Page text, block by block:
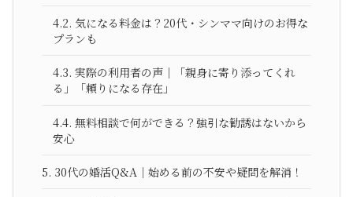
4.2. 気になる料金は？20代・シンママ向けのお得な
プランも
4.3. 実際の利用者の声｜「親身に寄り添ってくれ
る」「頼りになる存在」
4.4. 無料相談で何ができる？強引な勧誘はないから
安心
5. 30代の婚活Q&A｜始める前の不安や疑問を解消！